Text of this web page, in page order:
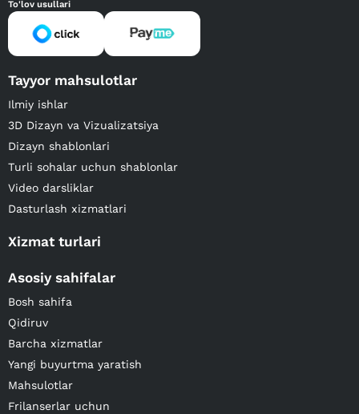
To'lov usullari
Tayyor mahsulotlar
Ilmiy ishlar
3D Dizayn va Vizualizatsiya
Dizayn shablonlari
Turli sohalar uchun shablonlar
Video darsliklar
Dasturlash xizmatlari
Xizmat turlari
Asosiy sahifalar
Bosh sahifa
Qidiruv
Barcha xizmatlar
Yangi buyurtma yaratish
Mahsulotlar
Frilanserlar uchun